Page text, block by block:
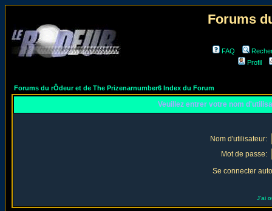
Forums
FAQ
Profil
Forums du rÔdeur et de The Prizenarnumber6 Index du Forum
Veuillez entrer votre nom
Nom d'utilisateur:
Mot de passe:
Se connecter
J'ai